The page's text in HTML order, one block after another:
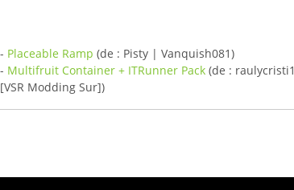
- Placeable Ramp (de : Pisty | Vanquish081)
- Multifruit Container + ITRunner Pack (de : raulycristi1
[VSR Modding Sur])